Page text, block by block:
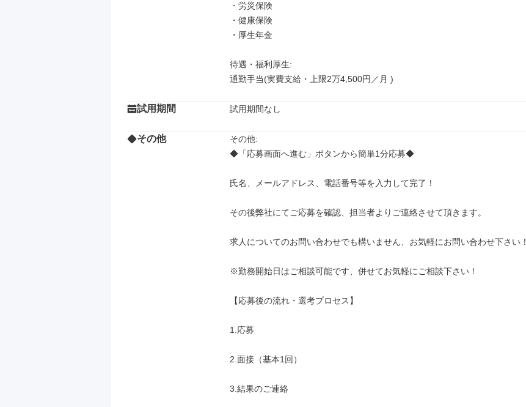
・労災保険
・健康保険
・厚生年金
待遇・福利厚生:
通勤手当(実費支給・上限2万4,500円／月 )
試用期間 試用期間なし
その他
その他:
◆「応募画面へ進む」ボタンから簡単1分応募◆
氏名、メールアドレス、電話番号等を入力して完了！
その後弊社にてご応募を確認、担当者よりご連絡させて頂きます。
求人についてのお問い合わせでも構いません、お気軽にお問い合わせ下さい！
※勤務開始日はご相談可能です、併せてお気軽にご相談下さい！
【応募後の流れ・選考プロセス】
1.応募
2.面接（基本1回）
3.結果のご連絡